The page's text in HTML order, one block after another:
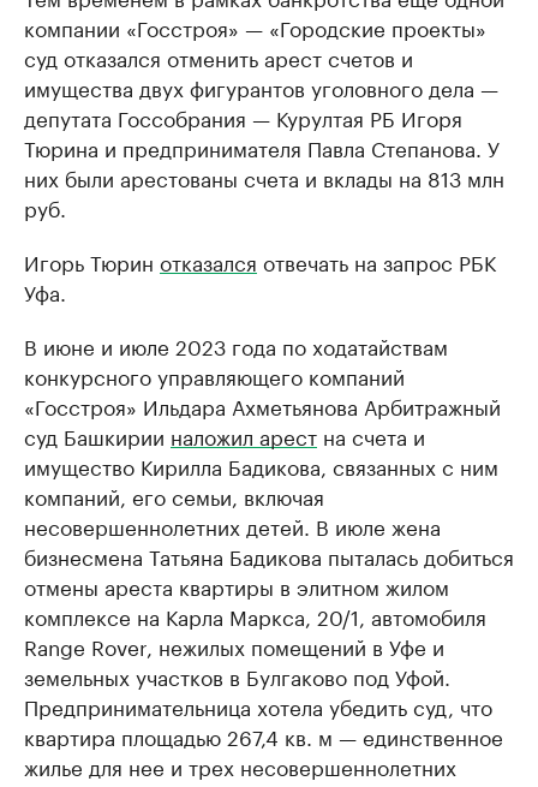
компании «Госстроя» — «Городские проекты»
суд отказался отменить арест счетов и
имущества двух фигурантов уголовного дела —
депутата Госсобрания — Курултая РБ Игоря
Тюрина и предпринимателя Павла Степанова. У
них были арестованы счета и вклады на 813 млн
руб.
Игорь Тюрин отказался отвечать на запрос РБК
Уфа.
В июне и июле 2023 года по ходатайствам
конкурсного управляющего компаний
«Госстроя» Ильдара Ахметьянова Арбитражный
суд Башкирии наложил арест на счета и
имущество Кирилла Бадикова, связанных с ним
компаний, его семьи, включая
несовершеннолетних детей. В июле жена
бизнесмена Татьяна Бадикова пыталась добиться
отмены ареста квартиры в элитном жилом
комплексе на Карла Маркса, 20/1, автомобиля
Range Rover, нежилых помещений в Уфе и
земельных участков в Булгаково под Уфой.
Предпринимательница хотела убедить суд, что
квартира площадью 267,4 кв. м — единственное
жилье для нее и трех несовершеннолетних